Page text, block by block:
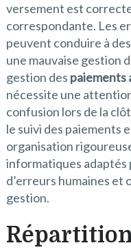
versement est
correspondante. Les
peuvent conduire à
une mauvaise gestion
gestion des paiements
nécessite une
confusion lors de la
le suivi des paiements
organisation
informatiques adaptés
d’erreurs humaines et
gestion.